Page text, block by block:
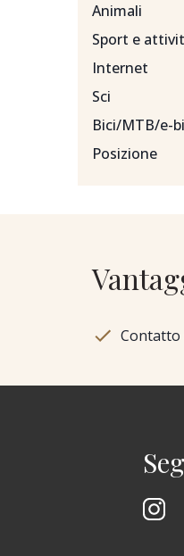
Animali
Sport e
Internet
Sci
Bici/MTB/e-
Posizione